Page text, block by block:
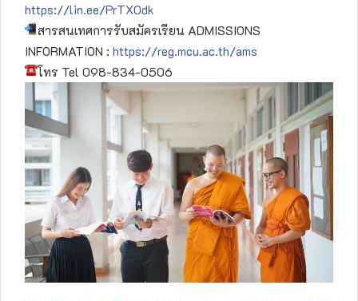
https://lin.ee/PrTX0dk
สารสนเทศการรับสมัครเรียน ADMISSIONS
INFORMATION : https://reg.mcu.ac.th/ams
โทร Tel 098-834-0506